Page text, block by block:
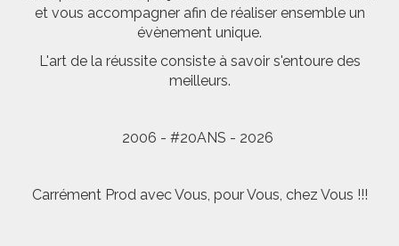
et vous accompagner afin de réaliser ensemble un
évènement unique.
L'art de la réussite consiste à savoir s'entoure des
meilleurs.
2006 - #20ANS - 2026
Carrément Prod avec Vous, pour Vous, chez Vous !!!